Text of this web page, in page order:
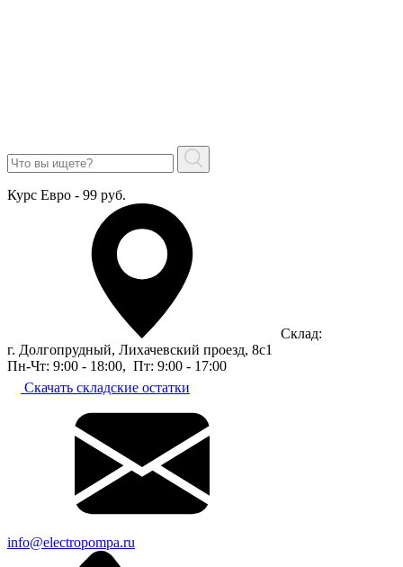
Курс Евро - 99 руб.
Склад:
г. Долгопрудный, Лихачевский проезд, 8c1
Пн-Чт: 9:00 - 18:00, Пт: 9:00 - 17:00
Скачать складские остатки
info@electropompa.ru